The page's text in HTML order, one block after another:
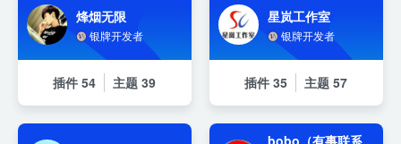
烽烟无限
银牌开发者
插件54 主题 39
星岚工作室
银牌开发者
插件35 主题 57
bobo（有事联系